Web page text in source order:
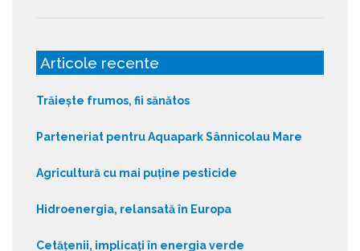
Articole recente
Trăiește frumos, fii sănătos
Parteneriat pentru Aquapark Sânnicolau Mare
Agricultură cu mai puține pesticide
Hidroenergia, relansată în Europa
Cetățenii, implicați în energia verde